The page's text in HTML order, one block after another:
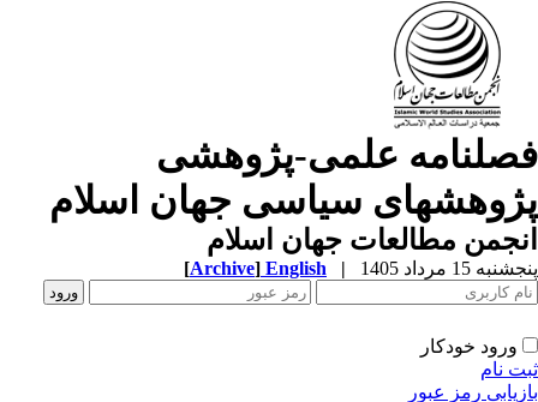
علمی-پژوهشی
سیاسی جهان اسلام
مطالعات جهان اسلام
15 مرداد 1405 |
English
[Archive]
ورود خودکار
نام
رمز عبور